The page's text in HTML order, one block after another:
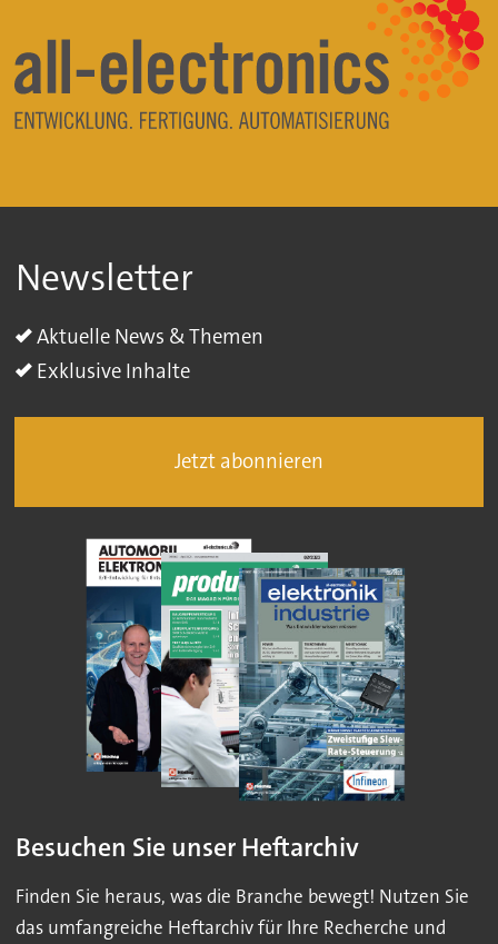
Newsletter
Aktuelle News & Themen
Exklusive Inhalte
Jetzt abonnieren
Besuchen Sie unser Heftarchiv
Finden Sie heraus, was die Branche bewegt! Nutzen Sie
das umfangreiche Heftarchiv für Ihre Recherche und